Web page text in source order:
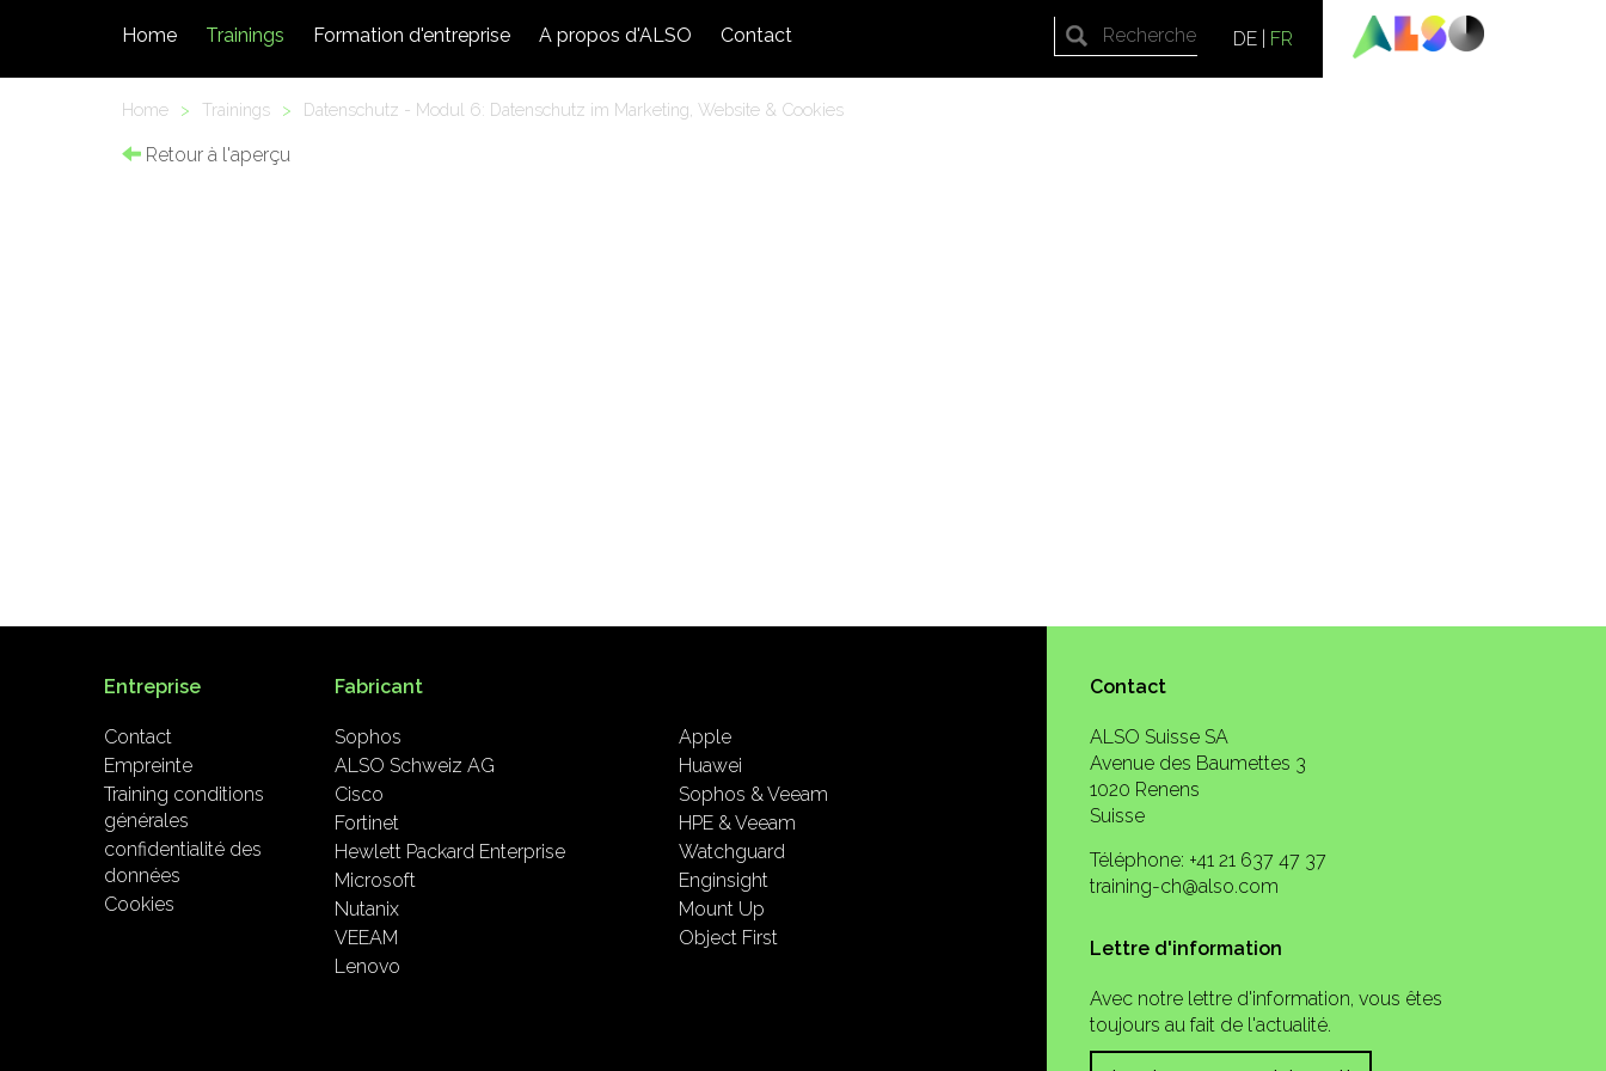
DE FR
Home Trainings Formation d'entreprise A propos d'ALSO Contact
Home > Trainings > Datenschutz - Modul 6: Datenschutz im Marketing, Website & Cookies
Retour à l'aperçu
Contact
ALSO Suisse SA
Avenue des Baumettes 3
1020 Renens
Suisse
Téléphone: +41 21 637 47 37
training-ch@also.com
Lettre d'information
Avec notre lettre d'information, vous êtes
toujours au fait de l'actualité.
Entreprise
Contact
Empreinte
Training conditions
générales
confidentialité des
données
Cookies
Fabricant
Sophos
ALSO Schweiz AG
Cisco
Fortinet
Hewlett Packard Enterprise
Microsoft
Nutanix
VEEAM
Lenovo
Apple
Huawei
Sophos & Veeam
HPE & Veeam
Watchguard
Enginsight
Mount Up
Object First